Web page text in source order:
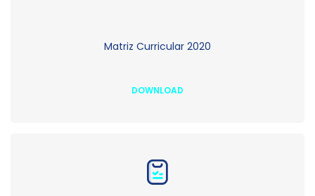
Matriz Curricular 2020
DOWNLOAD